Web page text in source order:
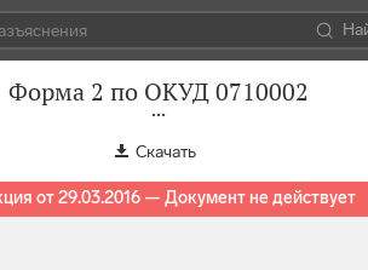
Форма 2 по ОКУД 0710002
Скачать
от 29.03.2016 — Документ не действует